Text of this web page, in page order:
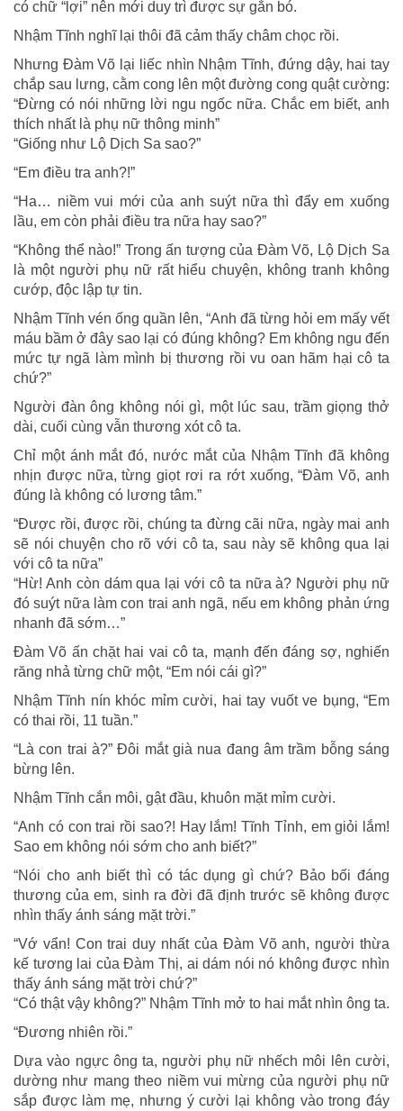
có chữ “lợi” nên mới duy trì được sự gắn bó.
Nhậm Tĩnh nghĩ lại thôi đã cảm thấy châm chọc rồi.
Nhưng Đàm Võ lại liếc nhìn Nhậm Tĩnh, đứng dậy, hai tay
chắp sau lưng, cằm cong lên một đường cong quật cường:
“Đừng có nói những lời ngu ngốc nữa. Chắc em biết, anh
thích nhất là phụ nữ thông minh”
“Giống như Lộ Dịch Sa sao?”
“Em điều tra anh?!”
“Ha… niềm vui mới của anh suýt nữa thì đẩy em xuống
lầu, em còn phải điều tra nữa hay sao?”
“Không thể nào!” Trong ấn tượng của Đàm Võ, Lộ Dịch Sa
là một người phụ nữ rất hiểu chuyện, không tranh không
cướp, độc lập tự tin.
Nhậm Tĩnh vén ống quần lên, “Anh đã từng hỏi em mấy vết
máu bầm ở đây sao lại có đúng không? Em không ngu đến
mức tự ngã làm mình bị thương rồi vu oan hãm hại cô ta
chứ?”
Người đàn ông không nói gì, một lúc sau, trầm giọng thở
dài, cuối cùng vẫn thương xót cô ta.
Chỉ một ánh mắt đó, nước mắt của Nhậm Tĩnh đã không
nhịn được nữa, từng giọt rơi ra rớt xuống, “Đàm Võ, anh
đúng là không có lương tâm.”
“Được rồi, được rồi, chúng ta đừng cãi nữa, ngày mai anh
sẽ nói chuyện cho rõ với cô ta, sau này sẽ không qua lại
với cô ta nữa”
“Hừ! Anh còn dám qua lại với cô ta nữa à? Người phụ nữ
đó suýt nữa làm con trai anh ngã, nếu em không phản ứng
nhanh đã sớm…”
Đàm Võ ấn chặt hai vai cô ta, mạnh đến đáng sợ, nghiến
răng nhả từng chữ một, “Em nói cái gì?”
Nhậm Tĩnh nín khóc mỉm cười, hai tay vuốt ve bụng, “Em
có thai rồi, 11 tuần.”
“Là con trai à?” Đôi mắt già nua đang âm trầm bỗng sáng
bừng lên.
Nhậm Tĩnh cắn môi, gật đầu, khuôn mặt mỉm cười.
“Anh có con trai rồi sao?! Hay lắm! Tĩnh Tỉnh, em giỏi lắm!
Sao em không nói sớm cho anh biết?”
“Nói cho anh biết thì có tác dụng gì chứ? Bảo bối đáng
thương của em, sinh ra đời đã định trước sẽ không được
nhìn thấy ánh sáng mặt trời.”
“Vớ vẩn! Con trai duy nhất của Đàm Võ anh, người thừa
kế tương lai của Đàm Thị, ai dám nói nó không được nhìn
thấy ánh sáng mặt trời chứ?”
“Có thật vậy không?” Nhậm Tĩnh mở to hai mắt nhìn ông ta.
“Đương nhiên rồi.”
Dựa vào ngực ông ta, người phụ nữ nhếch môi lên cười,
dường như mang theo niềm vui mừng của người phụ nữ
sắp được làm mẹ, nhưng ý cười lại không vào trong đáy